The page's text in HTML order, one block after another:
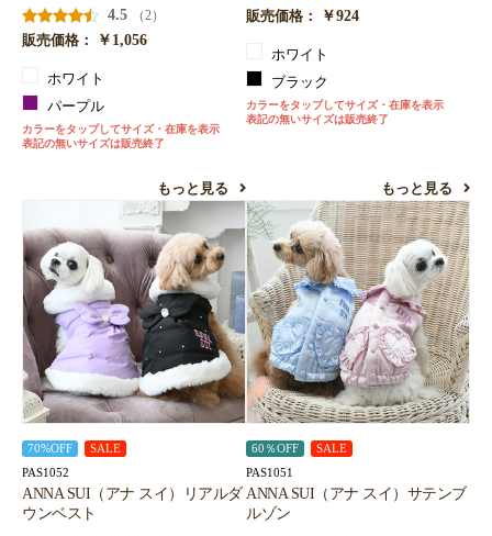
4.5
（2）
販売価格：
￥1,056
ホワイト
パープル
カラーをタップしてサイズ・在庫を表示
表記の無いサイズは販売終了
もっと見る
販売価格：
￥924
ホワイト
ブラック
カラーをタップしてサイズ・在庫を表示
表記の無いサイズは販売終了
もっと見る
70%OFF SALE
PAS1052
ANNA SUI（アナ スイ）リアルダ
ウンベスト
60％OFF SALE
PAS1051
ANNA SUI（アナ スイ）サテンブ
ルゾン